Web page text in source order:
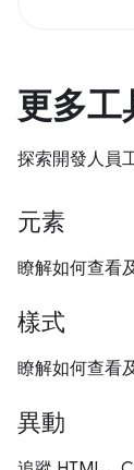
更多工
探索開發人員
元素
瞭解如何查看
樣式
瞭解如何查看
異動